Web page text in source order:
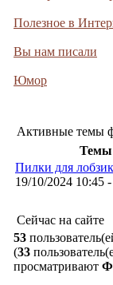
Полезное в
Вы нам писали
Юмор
Активные темы
Темы
Пилки для
19/10/2024 10:45 -
Сейчас на сайте
53
(33
просматривают